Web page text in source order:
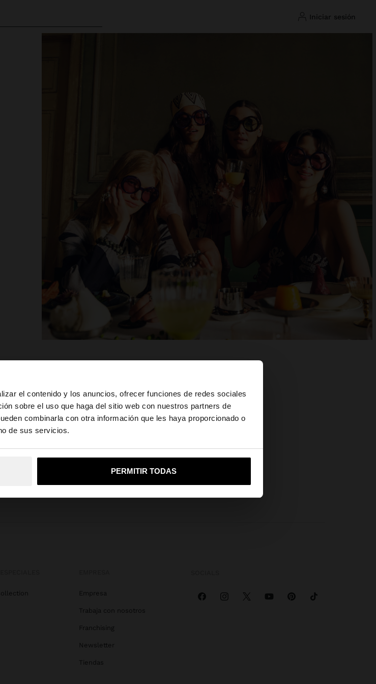
el contenido y los anuncios, ofrecer funciones de redes sociales
sobre el uso que haga del sitio web con nuestros partners de
combinarla con otra información que les haya proporcionado o
de sus servicios.
PERMITIR TODAS
iniciar sesión
×
ir a la web de United States?
en la web de Colombia Sí, llévame a United States
Empresa
Trabaja con nosotros
Franchising
Newsletter
Tiendas